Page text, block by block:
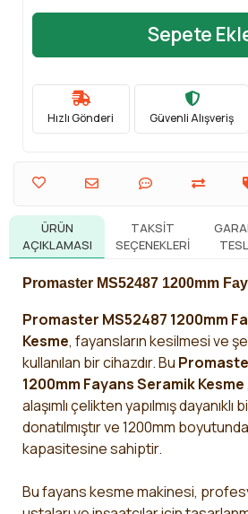
Sepete
Hızlı Gönderi Güvenli Alışveriş
ÜRÜN
AÇIKLAMASI
TAKSIT
SEÇENEKLERI
Promaster MS52487 1200mm
Promaster MS52487 1200mm
Kesme, fayansların kesilmesi ve
kullanılan bir cihazdır. Bu
1200mm Fayans Seramik Kesme
alaşımlı çelikten yapılmış dayanıklı
donatılmıştır ve 1200mm
kapasitesine sahiptir.
Bu fayans kesme makinesi,